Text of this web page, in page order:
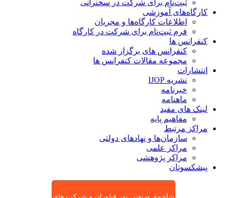
ثبت‌نام برای شرکت در سخنرانی
کارگاه‌های آموزشی
اطلاعات کارگاه‌ها و مجریان
فرم ثبت‌نام برای شرکت در کارگاه
کنفرانس ها
کنفرانس های برگزار شده
مجموعه مقالات کنفرانس ها
انتشارات
نشریه IJOP
خبرنامه
ماهنامه
لینک های مفید
مفاهیم پایه
مراکز مرتبط
سازمان‌ها و نهادهای دولتی
مراکز علمی
مراکز پژوهشی
پیشکسوتان